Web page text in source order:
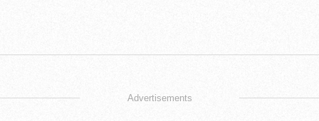
Advertisements